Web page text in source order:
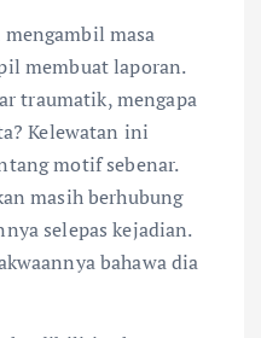
masa
membuat laporan.
traumatik, mengapa
Kelewatan ini
motif sebenar.
masih berhubung
selepas kejadian.
bahawa dia